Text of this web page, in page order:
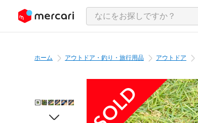
ツにスキップ
ホーム アウトドア・釣り・旅行用品 アウトドア